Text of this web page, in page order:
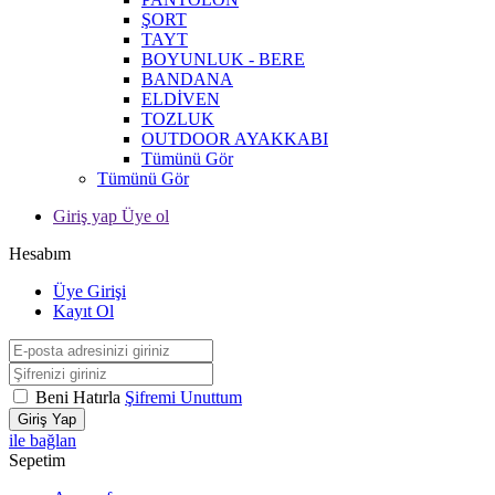
ŞORT
TAYT
BOYUNLUK - BERE
BANDANA
ELDİVEN
TOZLUK
OUTDOOR AYAKKABI
Tümünü Gör
Tümünü Gör
Giriş yap Üye ol
Hesabım
Üye Girişi
Kayıt Ol
Beni Hatırla Şifremi Unuttum
Giriş Yap
ile bağlan
Sepetim